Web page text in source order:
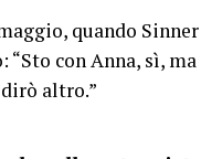
quando
“Sto con Anna, sì,
altro.”